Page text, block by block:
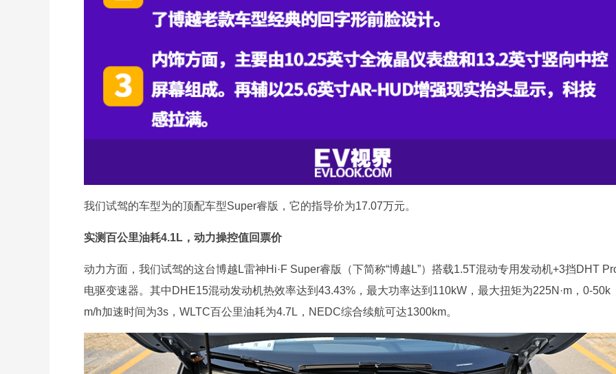
我们试驾的车型为的顶配车型Super睿版，它的指导价为17.07万元。
实测百公里油耗4.1L，动力操控值回票价
动力方面，我们试驾的这台博越L雷神Hi·F Super睿版（下简称“博越L”）搭载1.5T混动专用发动机+3挡DHT
电驱变速器。其中DHE15混动发动机热效率达到43.43%，最大功率达到110kW，最大扭矩为225N·m，0-50k
m/h加速时间为3s，WLTC百公里油耗为4.7L，NEDC综合续航可达1300km。